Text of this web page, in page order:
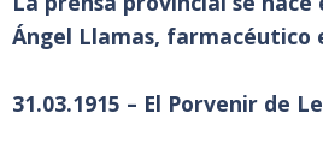
Ángel Llamas, farmacéutico
31.03.1915 – El Porvenir de